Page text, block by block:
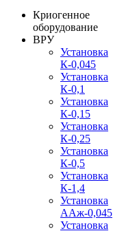
Криогенное
оборудование
ВРУ
Установка
К-0,045
Установка
К-0,1
Установка
К-0,15
Установка
К-0,25
Установка
К-0,5
Установка
К-1,4
Установка
ААж-0,045
Установка